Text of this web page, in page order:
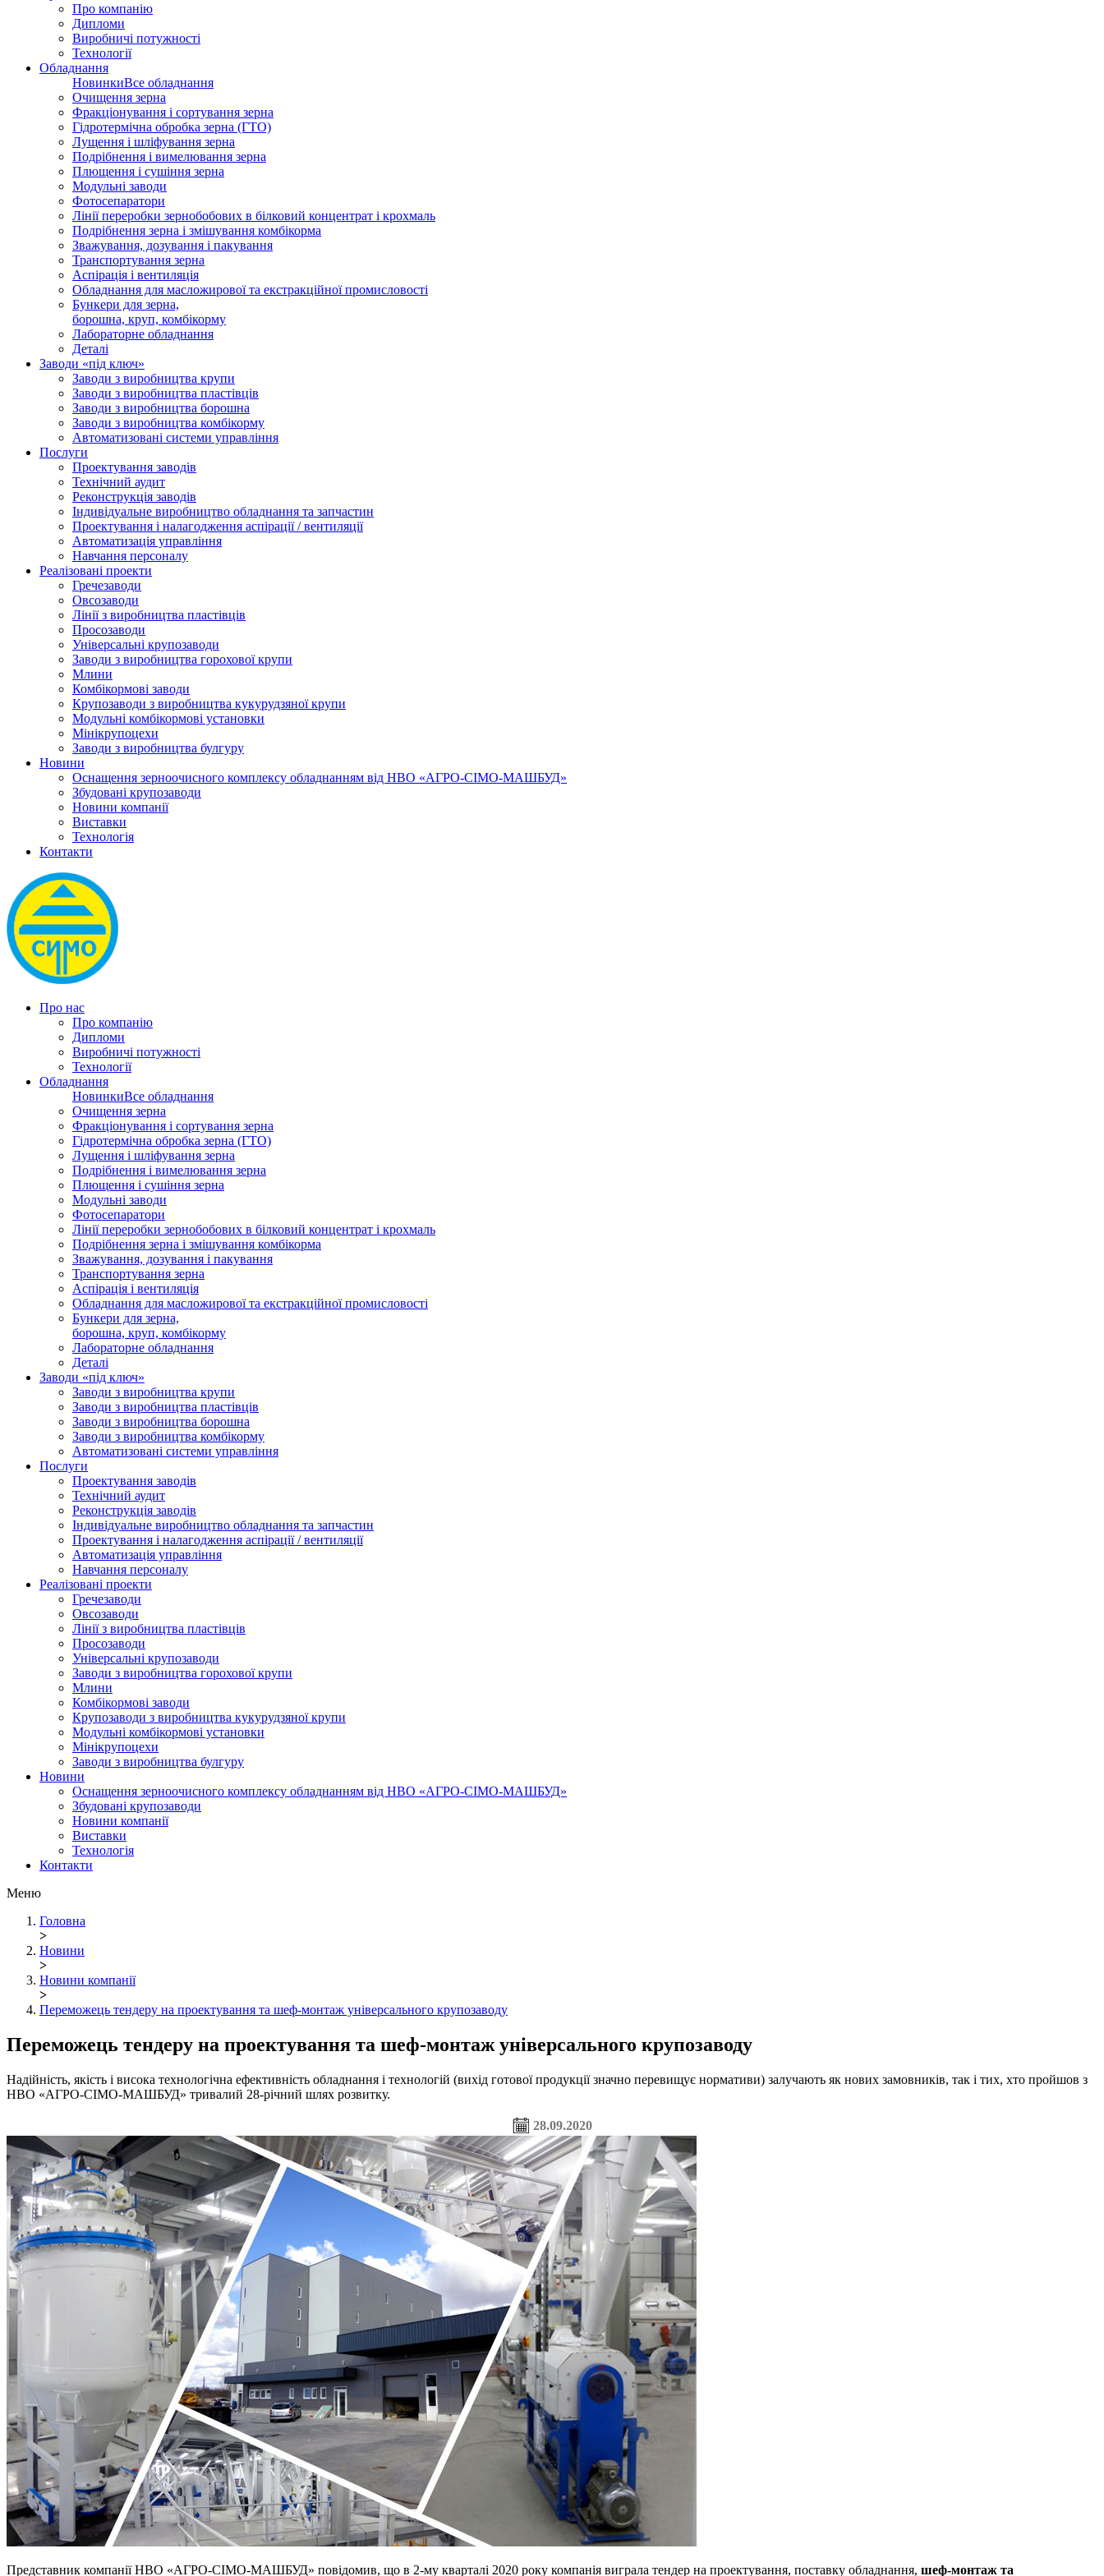
Про компанію
Дипломи
Виробничі потужності
Технології
Обладнання
НовинкиВсе обладнання
Очищення зерна
Фракціонування і сортування зерна
Гідротермічна обробка зерна (ГТО)
Лущення і шліфування зерна
Подрібнення і вимелювання зерна
Плющення і сушіння зерна
Модульні заводи
Фотосепаратори
Лінії переробки зернобобових в білковий концентрат і крохмаль
Подрібнення зерна і змішування комбікорма
Зважування, дозування і пакування
Транспортування зерна
Аспірація і вентиляція
Обладнання для масложирової та екстракційної промисловості
Бункери для зерна,
борошна, круп, комбікорму
Лабораторне обладнання
Деталі
Заводи «під ключ»
Заводи з виробництва крупи
Заводи з виробництва пластівців
Заводи з виробництва борошна
Заводи з виробництва комбікорму
Автоматизовані системи управління
Послуги
Проектування заводів
Технічний аудит
Реконструкція заводів
Індивідуальне виробництво обладнання та запчастин
Проектування і налагодження аспірації / вентиляції
Автоматизація управління
Навчання персоналу
Реалізовані проекти
Гречезаводи
Овсозаводи
Лінії з виробництва пластівців
Просозаводи
Універсальні крупозаводи
Заводи з виробництва горохової крупи
Млини
Комбікормові заводи
Крупозаводи з виробництва кукурудзяної крупи
Модульні комбікормові установки
Мінікрупоцехи
Заводи з виробництва булгуру
Новини
Оснащення зерноочисного комплексу обладнанням від НВО «АГРО-СІМО-МАШБУД»
Збудовані крупозаводи
Новини компанії
Виставки
Технологія
Контакти
Про нас
Про компанію
Дипломи
Виробничі потужності
Технології
Обладнання
НовинкиВсе обладнання
Очищення зерна
Фракціонування і сортування зерна
Гідротермічна обробка зерна (ГТО)
Лущення і шліфування зерна
Подрібнення і вимелювання зерна
Плющення і сушіння зерна
Модульні заводи
Фотосепаратори
Лінії переробки зернобобових в білковий концентрат і крохмаль
Подрібнення зерна і змішування комбікорма
Зважування, дозування і пакування
Транспортування зерна
Аспірація і вентиляція
Обладнання для масложирової та екстракційної промисловості
Бункери для зерна,
борошна, круп, комбікорму
Лабораторне обладнання
Деталі
Заводи «під ключ»
Заводи з виробництва крупи
Заводи з виробництва пластівців
Заводи з виробництва борошна
Заводи з виробництва комбікорму
Автоматизовані системи управління
Послуги
Проектування заводів
Технічний аудит
Реконструкція заводів
Індивідуальне виробництво обладнання та запчастин
Проектування і налагодження аспірації / вентиляції
Автоматизація управління
Навчання персоналу
Реалізовані проекти
Гречезаводи
Овсозаводи
Лінії з виробництва пластівців
Просозаводи
Універсальні крупозаводи
Заводи з виробництва горохової крупи
Млини
Комбікормові заводи
Крупозаводи з виробництва кукурудзяної крупи
Модульні комбікормові установки
Мінікрупоцехи
Заводи з виробництва булгуру
Новини
Оснащення зерноочисного комплексу обладнанням від НВО «АГРО-СІМО-МАШБУД»
Збудовані крупозаводи
Новини компанії
Виставки
Технологія
Контакти
Меню
Головна
>
Новини
>
Новини компанії
>
Переможець тендеру на проектування та шеф-монтаж універсального крупозаводу
Переможець тендеру на проектування та шеф-монтаж універсального крупозаводу
Надійність, якість і висока технологічна ефективність обладнання і технологій (вихід готової продукції значно перевищує нормативи) залучають як нових замовників, так і тих, хто пройшов з
НВО «АГРО-СІМО-МАШБУД» тривалий 28-річний шлях розвитку.
28.09.2020
Представник компанії НВО «АГРО-СІМО-МАШБУД» повідомив, що в 2-му кварталі 2020 року компанія виграла тендер на проектування, поставку обладнання, шеф-монтаж та